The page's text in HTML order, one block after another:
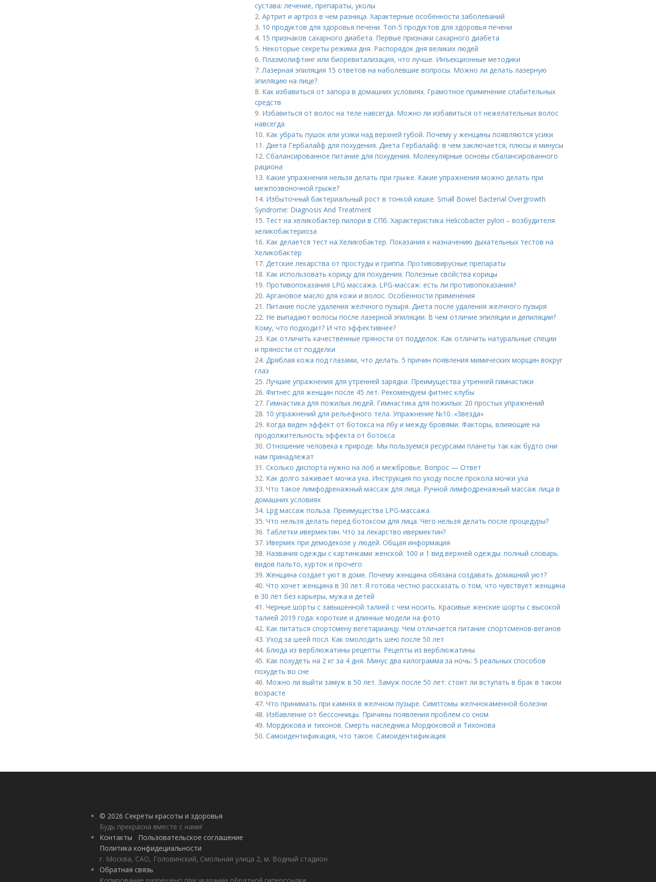
сустава: лечение, препараты, уколы
2. Артрит и артроз в чем разница. Характерные особенности заболеваний
3. 10 продуктов для здоровья печени. Топ-5 продуктов для здоровья печени
4. 15 признаков сахарного диабета. Первые признаки сахарного диабета
5. Некоторые секреты режима дня. Распорядок дня великих людей
6. Плазмолифтинг или биоревитализация, что лучше. Инъекционные методики
7.Лазерная эпиляция 15 ответов на наболевшие вопросы. Можно ли делать лазерную
эпиляцию на лице?
8. Как избавиться от запора в домашних условиях. Грамотное применение слабительных
средств
9. Избавиться от волос на теле навсегда. Можно ли избавиться от нежелательных волос
навсегда
10. Как убрать пушок или усики над верхней губой. Почему у женщины появляются усики
11. Диета Гербалайф для похудения. Диета Гербалайф: в чем заключается, плюсы и минусы
12. Сбалансированное питание для похудения. Молекулярные основы сбалансированного
рациона
13. Какие упражнения нельзя делать при грыже. Какие упражнения можно делать при
межпозвоночной грыже?
14. Избыточный бактериальный рост в тонкой кишке. Small Bowel Bacterial Overgrowth
Syndrome: Diagnosis And Treatment
15. Тест на хеликобактер пилори в СПб. Характеристика Helicobacter pylori – возбудителя
хеликобактериоза
16. Как делается тест на Хеликобактер. Показания к назначению дыхательных тестов на
Хеликобактер
17. Детские лекарства от простуды и гриппа. Противовирусные препараты
18. Как использовать корицу для похудения. Полезные свойства корицы
19. Противопоказания LPG массажа. LPG-массаж: есть ли противопоказания?
20. Аргановое масло для кожи и волос. Особенности применения
21. Питание после удаления желчного пузыря. Диета после удаления желчного пузыря
22. Не выпадают волосы после лазерной эпиляции. В чем отличие эпиляции и депиляции?
Кому, что подходит? И что эффективнее?
23. Как отличить качественные пряности от подделок. Как отличить натуральные специи
и пряности от подделки
24. Дряблая кожа под глазами, что делать. 5 причин появления мимических морщин вокруг
глаз
25.Лучшие упражнения для утренней зарядки. Преимущества утренней гимнастики
26. Фитнес для женщин после 45 лет. Рекомендуем фитнес клубы
27. Гимнастика для пожилых людей. Гимнастика для пожилых: 20 простых упражнений
28. 10 упражнений для рельефного тела. Упражнение №10. «Звезда»
29. Когда виден эффект от ботокса на лбу и между бровями. Факторы, влияющие на
продолжительность эффекта от ботокса
30. Отношение человека к природе. Мы пользуемся ресурсами планеты так как будто они
нам принадлежат
31. Сколько диспорта нужно на лоб и межбровье. Вопрос — Ответ
32. Как долго заживает мочка уха. Инструкция по уходу после прокола мочки уха
33. Что такое лимфодренажный массаж для лица. Ручной лимфодренажный массаж лица в
домашних условиях
34. Lpg массаж польза. Преимущества LPG-массажа
35. Что нельзя делать перед ботоксом для лица. Чего нельзя делать после процедуры?
36. Таблетки ивермектин. Что за лекарство ивермектин?
37. Ивермек при демодекозе у людей. Общая информация
38. Названия одежды с картинками женской. 100 и 1 вид верхней одежды: полный словарь
видов пальто, курток и прочего
39.Женщина создает уют в доме. Почему женщина обязана создавать домашний уют?
40. Что хочет женщина в 30 лет. Я готова честно рассказать о том, что чувствует женщина
в 30 лет без карьеры, мужа и детей
41. Черные шорты с завышенной талией с чем носить. Красивые женские шорты с высокой
талией 2019 года: короткие и длинные модели на фото
42. Как питаться спортсмену вегетарианцу. Чем отличается питание спортсменов-веганов
43. Уход за шеей посл. Как омолодить шею после 50 лет
44. Блюда из верблюжатины рецепты. Рецепты из верблюжатины
45. Как похудеть на 2 кг за 4 дня. Минус два килограмма за ночь: 5 реальных способов
похудеть во сне
46. Можно ли выйти замуж в 50 лет. Замуж после 50 лет: стоит ли вступать в брак в таком
возрасте
47. Что принимать при камнях в желчном пузыре. Симптомы желчнокаменной болезни
48. Избавление от бессонницы. Причины появления проблем со сном
49. Мордюкова и тихонов. Смерть наследника Мордюковой и Тихонова
50. Самоидентификация, что такое. Самоидентификация
© 2026 Секреты красоты и здоровья
Будь прекрасна вместе с нами!
Контакты
Пользовательское соглашение
Политика конфидециальности
г. Москва, САО, Головинский, Смольная улица 2, м. Водный стадион
Обратная связь